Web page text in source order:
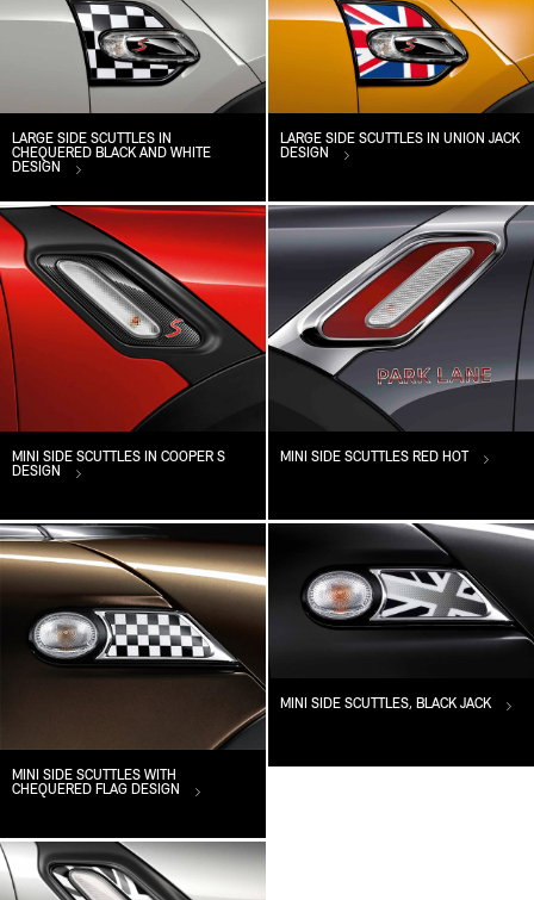
LARGE SIDE SCUTTLES IN
CHEQUERED BLACK AND WHITE
DESIGN
LARGE SIDE SCUTTLES IN UNION JACK
DESIGN
MINI SIDE SCUTTLES IN COOPER S
DESIGN
MINI SIDE SCUTTLES RED HOT
MINI SIDE SCUTTLES WITH
CHEQUERED FLAG DESIGN
MINI SIDE SCUTTLES, BLACK JACK